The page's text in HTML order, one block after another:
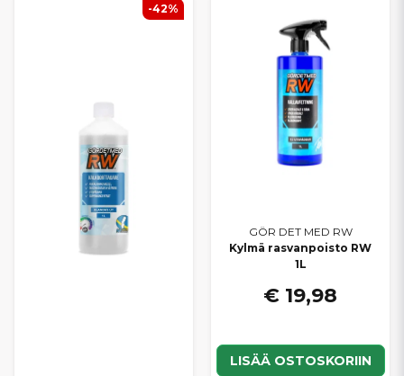
LAADUKKAAT
AUTONHOITOTUOTTEET
POHJOISIIN OLOSUHTEISIIN
Gör det med RW perustettiin vuonna 2019, ja se on lyhyessä
ajassa saavuttanut vahvan aseman laadukkaiden
autonhoitotuotteiden valmistajana. Tuotteet yhdistävät korkean
suorituskyvyn ja harkitut koostumukset, jotka ovat sekä
tehokkaita että hellävaraisia eri pinnoille.
Saat ammattitason laadun järkevään hintaan – ilman
kompromisseja lopputuloksessa.
Valikoimastamme löydät tuotteet koko ajoneuvon hoitoon,
-42%
GÖR DET MED RW
Kylmä rasvanpoisto RW
1L
€ 19,98
LISÄÄ OSTOSKORIIN